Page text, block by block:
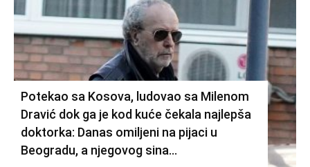
Potekao sa Kosova, ludovao sa Milenom
Dravić dok ga je kod kuće čekala najlepša
doktorka: Danas omiljeni na pijaci u
Beogradu, a njegovog sina...